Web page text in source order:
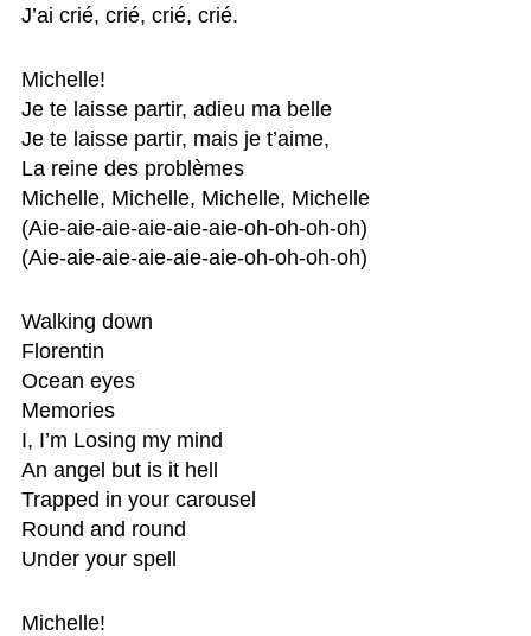
J’ai crié, crié, crié, crié.
Michelle!
Je te laisse partir, adieu ma belle
Je te laisse partir, mais je t’aime,
La reine des problèmes
Michelle, Michelle, Michelle, Michelle
(Aie-aie-aie-aie-aie-aie-oh-oh-oh-oh)
(Aie-aie-aie-aie-aie-aie-oh-oh-oh-oh)
Walking down
Florentin
Ocean eyes
Memories
I, I’m Losing my mind
An angel but is it hell
Trapped in your carousel
Round and round
Under your spell
Michelle!